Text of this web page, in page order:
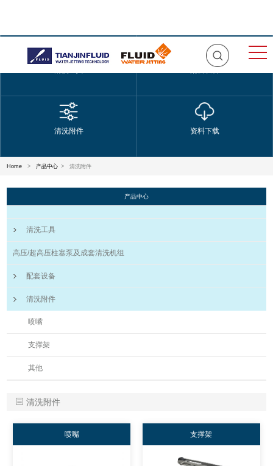
清洗附件 资料下载
Home > 产品中心 > 清洗附件
产品中心
清洗工具
高压/超高压柱塞泵及成套清洗机组
配套设备
清洗附件
喷嘴
支撑架
其他
清洗附件
喷嘴 支撑架